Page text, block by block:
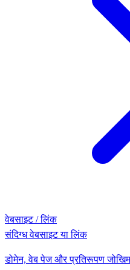
वेबसाइट / लिंक
संदिग्ध वेबसाइट या लिंक
डोमेन, वेब पेज और प्रतिरूपण